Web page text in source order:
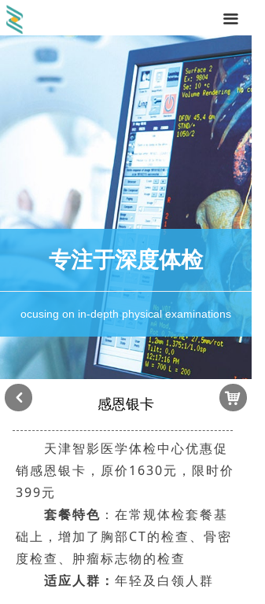
专注于深度体检
ocusing on in-depth physical examinations
끀
感恩银卡
天津智影医学体检中心优惠促
销感恩银卡，原价1630元，限时价
399元
套餐特色 ：在常规体检套餐基
础上，增加了胸部CT的检查、骨密
度检查、肿瘤标志物的检查
适应人群： 年轻及白领人群
낙
낒